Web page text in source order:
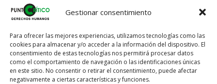
Gestionar consentimiento
Para ofrecer las mejores experiencias, utilizamos tecnologías como las
cookies para almacenar y/o acceder a la información del dispositivo. El
consentimiento de estas tecnologías nos permitirá procesar datos
como el comportamiento de navegación o las identificaciones únicas
en este sitio. No consentir o retirar el consentimiento, puede afectar
negativamente a ciertas características y funciones.
Organizaba fiestas flamencas para la
aristocracia, políticos, toreros y artistas con
Francisco de Asís,Conde de los Andes, que
fue diputado por elPartido Conservadory
ministroconPrimo de Rivera.